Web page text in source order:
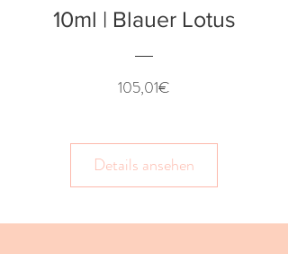
10ml | Blauer Lotus
105,01€
Details ansehen